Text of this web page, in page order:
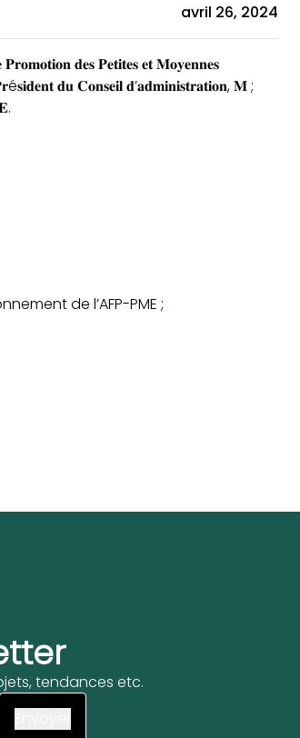
avril 26, 2024
𝐏𝐫𝐨𝐦𝐨𝐭𝐢𝐨𝐧 𝐝𝐞𝐬 𝐏𝐞𝐭𝐢𝐭𝐞𝐬 𝐞𝐭 𝐌𝐨𝐲𝐞𝐧𝐧𝐞𝐬
𝐝𝐮 𝐂𝐨𝐧𝐬𝐞𝐢𝐥 𝐝’𝐚𝐝𝐦𝐢𝐧𝐢𝐬𝐭𝐫𝐚𝐭𝐢𝐨𝐧, 𝐌 ;
de l’AFP-PME ;
tendances etc.